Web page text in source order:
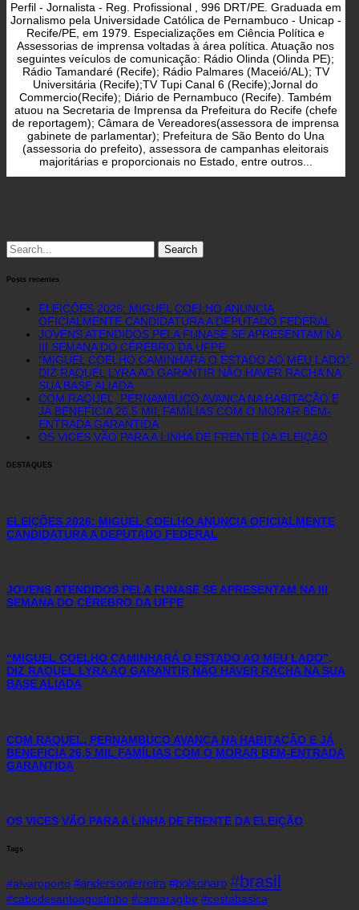
Perfil - Jornalista - Reg. Profissional , 996 DRT/PE. Graduada em
Jornalismo pela Universidade Católica de Pernambuco - Unicap -
Recife/PE, em 1979. Especializações em Ciência Política e
Assessorias de imprensa voltadas à área política. Atuação nos
seguintes veículos de comunicação: Rádio Olinda (Olinda PE);
Rádio Tamandaré (Recife); Rádio Palmares (Maceió/AL); TV
Universitária (Recife);TV Tupi Canal 6 (Recife);Jornal do
Commercio(Recife); Diário de Pernambuco (Recife). Também
atuou na Secretaria de Imprensa da Prefeitura do Recife (chefe
de reportagem); Câmara de Vereadores(assessora de imprensa
gabinete de parlamentar); Prefeitura de São Bento do Una
(assessoria do prefeito), assessora de campanhas eleitorais
majoritárias e proporcionais no Estado, entre outros...
Search
for:
Posts recentes
ELEIÇÕES 2026: MIGUEL COELHO ANUNCIA
OFICIALMENTE CANDIDATURA A DEPUTADO FEDERAL
JOVENS ATENDIDOS PELA FUNASE SE APRESENTAM NA
III SEMANA DO CÉREBRO DA UFPE
“MIGUEL COELHO CAMINHARÁ O ESTADO AO MEU LADO”,
DIZ RAQUEL LYRA AO GARANTIR NÃO HAVER RACHA NA
SUA BASE ALIADA
COM RAQUEL, PERNAMBUCO AVANÇA NA HABITAÇÃO E
JÁ BENEFICIA 26,5 MIL FAMÍLIAS COM O MORAR BEM-
ENTRADA GARANTIDA
OS VICES VÃO PARA A LINHA DE FRENTE DA ELEIÇÃO
DESTAQUES
ELEIÇÕES 2026: MIGUEL COELHO ANUNCIA OFICIALMENTE
CANDIDATURA A DEPUTADO FEDERAL
JOVENS ATENDIDOS PELA FUNASE SE APRESENTAM NA III
SEMANA DO CÉREBRO DA UFPE
“MIGUEL COELHO CAMINHARÁ O ESTADO AO MEU LADO”,
DIZ RAQUEL LYRA AO GARANTIR NÃO HAVER RACHA NA SUA
BASE ALIADA
COM RAQUEL, PERNAMBUCO AVANÇA NA HABITAÇÃO E JÁ
BENEFICIA 26,5 MIL FAMÍLIAS COM O MORAR BEM-ENTRADA
GARANTIDA
OS VICES VÃO PARA A LINHA DE FRENTE DA ELEIÇÃO
Tags
#alvaroporto #andersonferreira #bolsonaro #brasil
#cabodesantoagostinho #camaragibe #cestabasica